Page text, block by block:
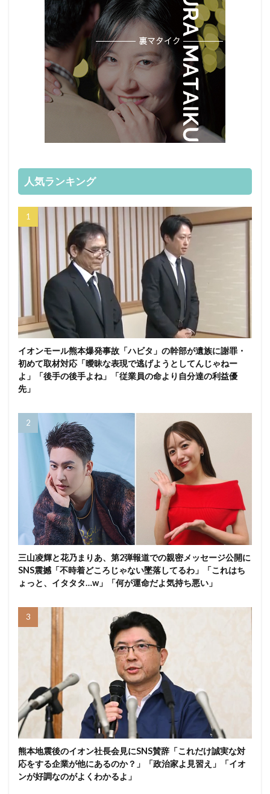
人気ランキング
イオンモール熊本爆発事故「ハビタ」の幹部が遺族に謝罪・
初めて取材対応「曖昧な表現で逃げようとしてんじゃねー
よ」「後手の後手よね」「従業員の命より自分達の利益優
先」
三山凌輝と花乃まりあ、第2弾報道での親密メッセージ公開に
SNS震撼「不時着どころじゃない墜落してるわ」「これはち
ょっと、イタタタ…w」「何が運命だよ気持ち悪い」
熊本地震後のイオン社長会見にSNS賛辞「これだけ誠実な対
応をする企業が他にあるのか？」「政治家よ見習え」「イオ
ンが好調なのがよくわかるよ」